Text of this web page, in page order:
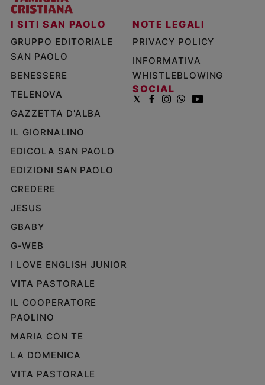
I SITI SAN PAOLO
GRUPPO EDITORIALE
SAN PAOLO
BENESSERE
TELENOVA
GAZZETTA D'ALBA
IL GIORNALINO
EDICOLA SAN PAOLO
EDIZIONI SAN PAOLO
CREDERE
JESUS
GBABY
G-WEB
I LOVE ENGLISH JUNIOR
VITA PASTORALE
IL COOPERATORE
PAOLINO
MARIA CON TE
LA DOMENICA
VITA PASTORALE
NOTE LEGALI
PRIVACY POLICY
INFORMATIVA
WHISTLEBLOWING
SOCIAL